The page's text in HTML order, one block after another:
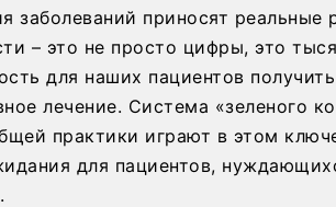
заболеваний приносят реальные
– это не просто цифры, это
для наших пациентов
лечение. Система «зеленого
практики играют в этом
для пациентов,